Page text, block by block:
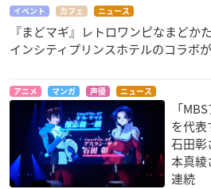
イベント カフェ ニュース
『まどマギ』レトロワンピなまどか
インシティプリンスホテルのコラボ
アニメ マンガ 声優 ニュース
「
を代表
石田彰
本真綾
連続